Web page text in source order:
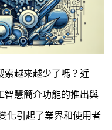
越來越少了嗎？近
慧簡介功能的推出與
化引起了業界和使用者